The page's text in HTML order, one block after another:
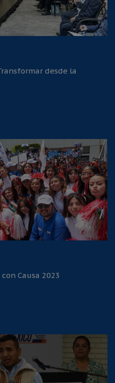
desde la
Causa 2023